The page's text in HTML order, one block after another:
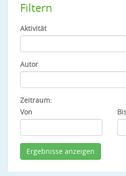
Filtern
Aktivität
Autor
Zeitraum:
Von